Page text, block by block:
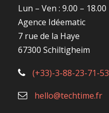
Lun – Ven : 9.00 – 18.00
Agence Idéematic
7 rue de la Haye
67300 Schiltigheim
(+33)-3-88-23-71-53
hello@techtime.fr